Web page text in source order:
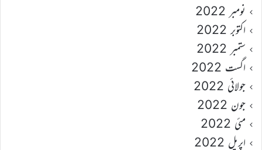
نومبر 2022
اکتوبر 2022
ستمبر 2022
اگست 2022
جولائی 2022
جون 2022
مئی 2022
اپریل 2022